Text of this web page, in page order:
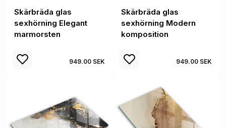
Skärbräda glas
sexhörning Elegant
marmorsten
949.00 SEK
Skärbräda glas
sexhörning Modern
komposition
949.00 SEK